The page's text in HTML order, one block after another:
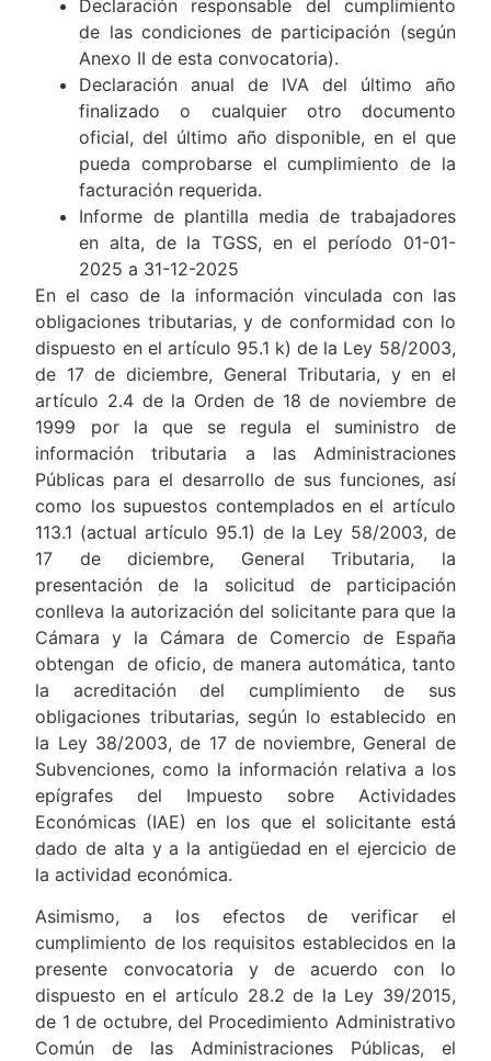
Declaración responsable del cumplimiento
de las condiciones de participación (según
Anexo II de esta convocatoria).
Declaración anual de IVA del último año
finalizado o cualquier otro documento
oficial, del último año disponible, en el que
pueda comprobarse el cumplimiento de la
facturación requerida.
Informe de plantilla media de trabajadores
en alta, de la TGSS, en el período 01-01-
2025 a 31-12-2025
En el caso de la información vinculada con las
obligaciones tributarias, y de conformidad con lo
dispuesto en el artículo 95.1 k) de la Ley 58/2003,
de 17 de diciembre, General Tributaria, y en el
artículo 2.4 de la Orden de 18 de noviembre de
1999 por la que se regula el suministro de
información tributaria a las Administraciones
Públicas para el desarrollo de sus funciones, así
como los supuestos contemplados en el artículo
113.1 (actual artículo 95.1) de la Ley 58/2003, de
17 de diciembre, General Tributaria, la
presentación de la solicitud de participación
conlleva la autorización del solicitante para que la
Cámara y la Cámara de Comercio de España
obtengan de oficio, de manera automática, tanto
la acreditación del cumplimiento de sus
obligaciones tributarias, según lo establecido en
la Ley 38/2003, de 17 de noviembre, General de
Subvenciones, como la información relativa a los
epígrafes del Impuesto sobre Actividades
Económicas (IAE) en los que el solicitante está
dado de alta y a la antigüedad en el ejercicio de
la actividad económica.
Asimismo, a los efectos de verificar el
cumplimiento de los requisitos establecidos en la
presente convocatoria y de acuerdo con lo
dispuesto en el artículo 28.2 de la Ley 39/2015,
de 1 de octubre, del Procedimiento Administrativo
Común de las Administraciones Públicas, el